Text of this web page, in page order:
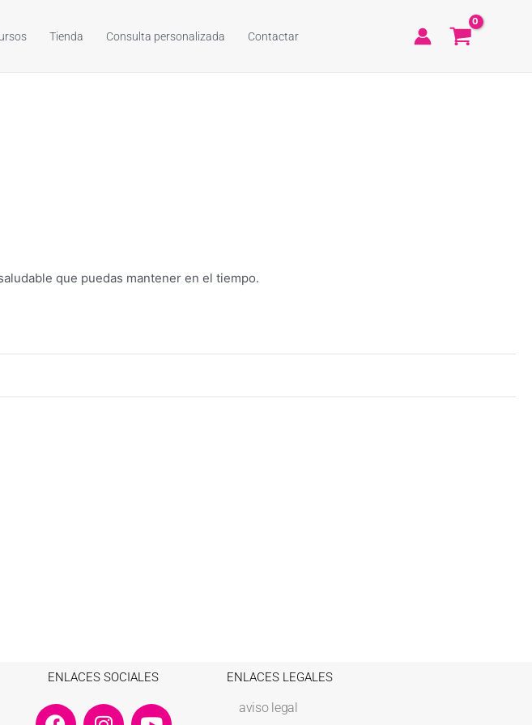
Tienda Consulta personalizada Contactar
que puedas mantener en el tiempo.
ENLACES SOCIALES
F
I
Y
ENLACES LEGALES
aviso legal